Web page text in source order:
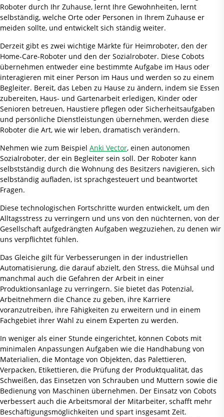
Roboter durch Ihr Zuhause, lernt Ihre Gewohnheiten, lernt
selbständig, welche Orte oder Personen in Ihrem Zuhause er
meiden sollte, und entwickelt sich ständig weiter.
Derzeit gibt es zwei wichtige Märkte für Heimroboter, den der
Home-Care-Roboter und den der Sozialroboter. Diese Cobots
übernehmen entweder eine bestimmte Aufgabe im Haus oder
interagieren mit einer Person im Haus und werden so zu einem
Begleiter. Bereit, das Leben zu Hause zu ändern, indem sie Essen
zubereiten, Haus- und Gartenarbeit erledigen, Kinder oder
Senioren betreuen, Haustiere pflegen oder Sicherheitsaufgaben
und persönliche Dienstleistungen übernehmen, werden diese
Roboter die Art, wie wir leben, dramatisch verändern.
Nehmen wie zum Beispiel Anki Vector, einen autonomen
Sozialroboter, der ein Begleiter sein soll. Der Roboter kann
selbstständig durch die Wohnung des Besitzers navigieren, sich
selbständig aufladen, ist sprachgesteuert und beantwortet
Fragen.
Diese technologischen Fortschritte wurden entwickelt, um den
Alltagsstress zu verringern und uns von den nüchternen, von der
Gesellschaft aufgedrängten Aufgaben wegzuziehen, zu denen wir
uns verpflichtet fühlen.
Das Gleiche gilt für Verbesserungen in der industriellen
Automatisierung, die darauf abzielt, den Stress, die Mühsal und
manchmal auch die Gefahren der Arbeit in einer
Produktionsanlage zu verringern. Sie bietet das Potenzial,
Arbeitnehmern die Chance zu geben, ihre Karriere
voranzutreiben, ihre Fähigkeiten zu erweitern und in einem
Fachgebiet ihrer Wahl zu einem Experten zu werden.
In weniger als einer Stunde eingerichtet, können Cobots mit
minimalen Anpassungen Aufgaben wie die Handhabung von
Materialien, die Montage von Objekten, das Palettieren,
Verpacken, Etikettieren, die Prüfung der Produktqualität, das
Schweißen, das Einsetzen von Schrauben und Muttern sowie die
Bedienung von Maschinen übernehmen. Der Einsatz von Cobots
verbessert auch die Arbeitsmoral der Mitarbeiter, schafft mehr
Beschäftigungsmöglichkeiten und spart insgesamt Zeit.